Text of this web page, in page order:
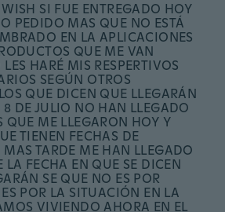
SI FUE ENTREGADO HOY
PEDIDO MAS QUE NO ESTÁ
EN LA APLICACIONES
QUE ME VAN
HARÉ MIS RESPERTIVOS
SEGÚN OTROS
QUE DICEN QUE LLEGARÁN
DE JULIO NO HAN LLEGADO
QUE ME LLEGARON HOY Y
TIENEN FECHAS DE
MAS TARDE ME HAN LLEGADO
LA FECHA EN QUE SE DICEN
SE QUE NO ES POR
ES POR LA SITUACIÓN EN LA
VIVIENDO AHORA EN EL